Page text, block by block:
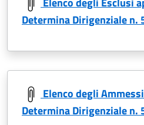
Determina Dirigenziale n.
Elenco degli
Determina Dirigenziale n.